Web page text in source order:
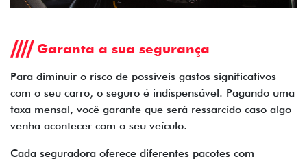
Garanta a sua segurança
Para diminuir o risco de possíveis gastos significativos
com o seu carro, o seguro é indispensável. Pagando uma
taxa mensal, você garante que será ressarcido caso algo
venha acontecer com o seu veículo.
Cada seguradora oferece diferentes pacotes com